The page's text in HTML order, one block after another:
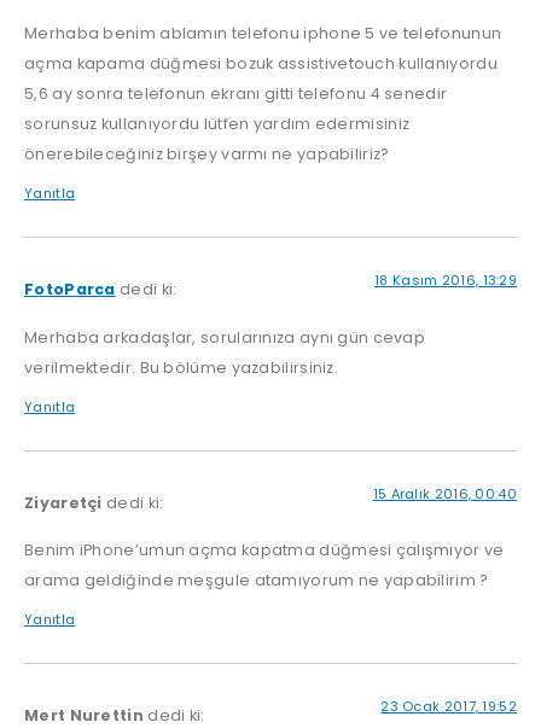
Merhaba benim ablamın telefonu iphone 5 ve telefonunun
açma kapama düğmesi bozuk assistivetouch kullanıyordu
5,6 ay sonra telefonun ekranı gitti telefonu 4 senedir
sorunsuz kullanıyordu lütfen yardım edermisiniz
önerebileceğiniz birşey varmı ne yapabiliriz?
Yanıtla
FotoParca dedi ki: 18 Kasım 2016, 13:29
Merhaba arkadaşlar, sorularınıza aynı gün cevap
verilmektedir. Bu bölüme yazabilirsiniz.
Yanıtla
Ziyaretçi dedi ki: 15 Aralık 2016, 00:40
Benim iPhone’umun açma kapatma düğmesi çalışmıyor ve
arama geldiğinde meşgule atamıyorum ne yapabilirim ?
Yanıtla
Mert Nurettin dedi ki: 23 Ocak 2017, 19:52